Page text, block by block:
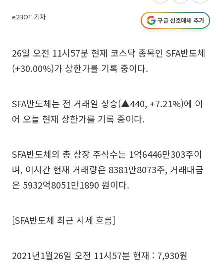
e2BOT 기자 구글 선호매체 추가
26일 오전 11시57분 현재 코스닥 종목인 SFA반도체
(+30.00%)가 상한가를 기록 중이다.
SFA반도체는 전 거래일 상승(▲440, +7.21%)에 이
어 오늘 현재 상한가를 기록 중이다.
SFA반도체의 총 상장 주식수는 1억6446만303주이
며, 이시간 현재 거래량은 8381만8073주, 거래대금
은 5932억8051만1890 원이다.
[SFA반도체 최근 시세 흐름]
2021년1월26일 오전 11시57분 현재 : 7,930원